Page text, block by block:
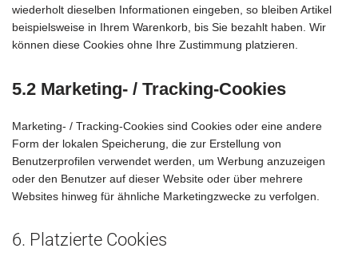
wiederholt dieselben Informationen eingeben, so bleiben Artikel
beispielsweise in Ihrem Warenkorb, bis Sie bezahlt haben. Wir
können diese Cookies ohne Ihre Zustimmung platzieren.
5.2 Marketing- / Tracking-Cookies
Marketing- / Tracking-Cookies sind Cookies oder eine andere
Form der lokalen Speicherung, die zur Erstellung von
Benutzerprofilen verwendet werden, um Werbung anzuzeigen
oder den Benutzer auf dieser Website oder über mehrere
Websites hinweg für ähnliche Marketingzwecke zu verfolgen.
6. Platzierte Cookies